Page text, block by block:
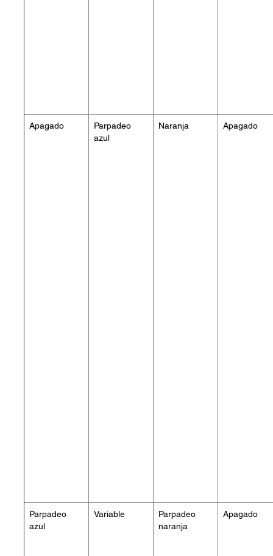
Apagado
Parpadeo
azul
Naranja Apagado
Parpadeo
azul
Variable
Parpadeo
naranja
Apagado